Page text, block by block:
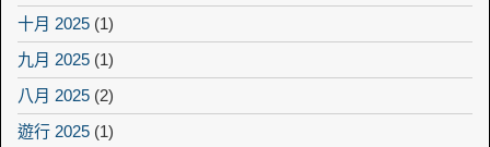
十月 2025 (1)
九月 2025 (1)
八月 2025 (2)
遊行 2025 (1)